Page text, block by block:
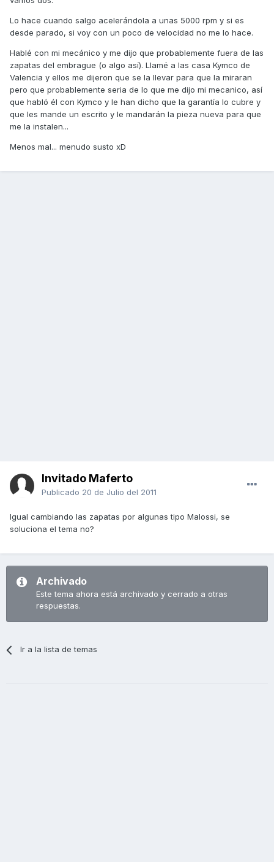
Lo hace cuando salgo acelerándola a unas 5000 rpm y si es
desde parado, si voy con un poco de velocidad no me lo hace.
Hablé con mi mecánico y me dijo que probablemente fuera de las
zapatas del embrague (o algo así). Llamé a las casa Kymco de
Valencia y ellos me dijeron que se la llevar para que la miraran
pero que probablemente seria de lo que me dijo mi mecanico, así
que habló él con Kymco y le han dicho que la garantía lo cubre y
que les mande un escrito y le mandarán la pieza nueva para que
me la instalen...
Menos mal... menudo susto xD
Invitado Maferto
Publicado 20 de Julio del 2011
Igual cambiando las zapatas por algunas tipo Malossi, se
soluciona el tema no?
Archivado
Este tema ahora está archivado y cerrado a otras
respuestas.
Ir a la lista de temas